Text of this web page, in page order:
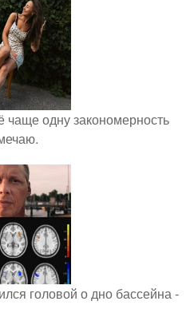
одну закономерность
головой о дно бассейна -